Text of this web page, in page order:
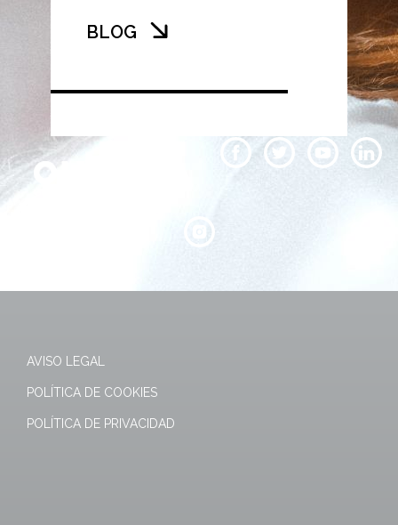
BLOG
AVISO LEGAL
POLÍTICA DE COOKIES
POLÍTICA DE PRIVACIDAD